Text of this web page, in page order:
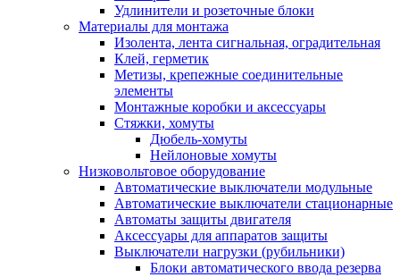
Удлинители и розеточные блоки
Материалы для монтажа
Изолента, лента сигнальная, оградительная
Клей, герметик
Метизы, крепежные соединительные
элементы
Монтажные коробки и аксессуары
Стяжки, хомуты
Дюбель-хомуты
Нейлоновые хомуты
Низковольтовое оборудование
Автоматические выключатели модульные
Автоматические выключатели стационарные
Автоматы защиты двигателя
Аксессуары для аппаратов защиты
Выключатели нагрузки (рубильники)
Блоки автоматического ввода резерва